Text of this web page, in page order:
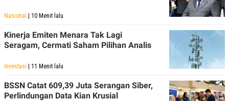
Nasional | 10 Menit lalu
Kinerja Emiten Menara Tak Lagi
Seragam, Cermati Saham Pilihan Analis
Investasi | 11 Menit lalu
BSSN Catat 609,39 Juta Serangan Siber,
Perlindungan Data Kian Krusial